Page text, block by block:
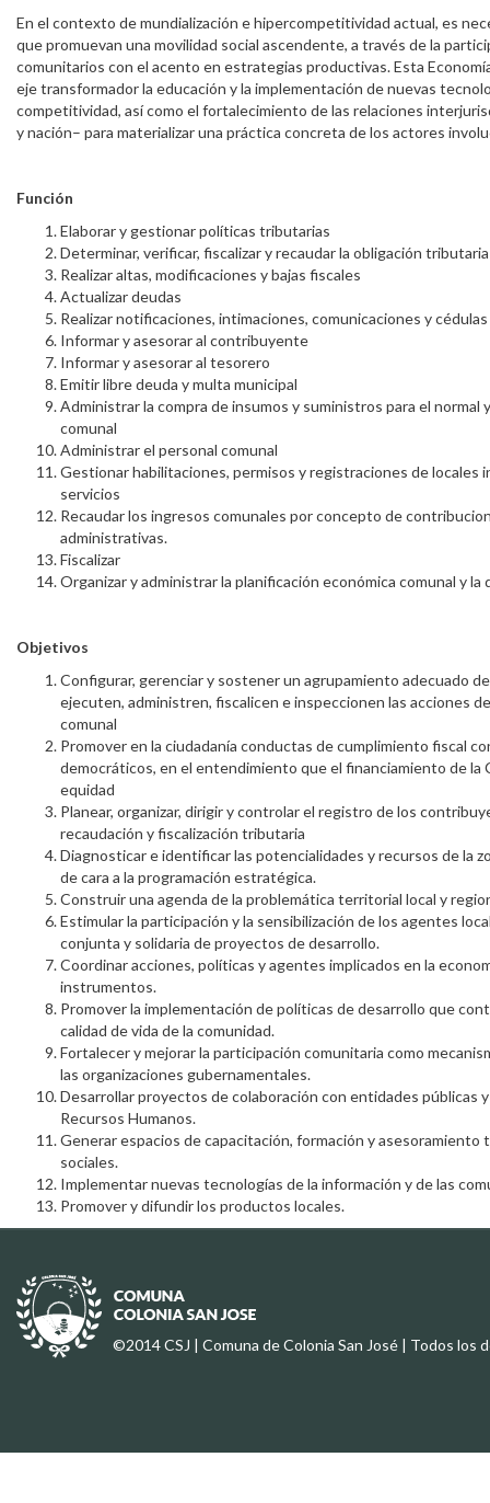
En el contexto de mundialización e hipercompetitividad actual, es
que promuevan una movilidad social ascendente, a través de la
comunitarios con el acento en estrategias productivas. Esta
eje transformador la educación y la implementación de nuevas
competitividad, así como el fortalecimiento de las relaciones
y nación– para materializar una práctica concreta de los actores
Función
Elaborar y gestionar políticas tributarias
Determinar, verificar, fiscalizar y recaudar la obligación
Realizar altas, modificaciones y bajas fiscales
Actualizar deudas
Realizar notificaciones, intimaciones, comunicaciones y cédulas
Informar y asesorar al contribuyente
Informar y asesorar al tesorero
Emitir libre deuda y multa municipal
Administrar la compra de insumos y suministros para el
comunal
Administrar el personal comunal
Gestionar habilitaciones, permisos y registraciones de locales
servicios
Recaudar los ingresos comunales por concepto de
administrativas.
Fiscalizar
Organizar y administrar la planificación económica comunal y la
Objetivos
Configurar, gerenciar y sostener un agrupamiento adecuado
ejecuten, administren, fiscalicen e inspeccionen las acciones
comunal
Promover en la ciudadanía conductas de cumplimiento fiscal
democráticos, en el entendimiento que el financiamiento de la
equidad
Planear, organizar, dirigir y controlar el registro de los
recaudación y fiscalización tributaria
Diagnosticar e identificar las potencialidades y recursos de la
de cara a la programación estratégica.
Construir una agenda de la problemática territorial local y
Estimular la participación y la sensibilización de los agentes
conjunta y solidaria de proyectos de desarrollo.
Coordinar acciones, políticas y agentes implicados en la
instrumentos.
Promover la implementación de políticas de desarrollo que
calidad de vida de la comunidad.
Fortalecer y mejorar la participación comunitaria como
las organizaciones gubernamentales.
Desarrollar proyectos de colaboración con entidades públicas
Recursos Humanos.
Generar espacios de capacitación, formación y
sociales.
Implementar nuevas tecnologías de la información y de las
Promover y difundir los productos locales.
©2014 CSJ | Comuna de Colonia San José | Todos los